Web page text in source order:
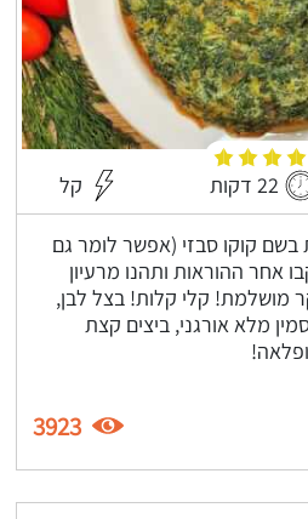
22 דקות קל
בשם קוקו סבזי (אפשר לומר גם
אחר ההוראות ותהנו מרעיון
מושלמת! קלי קלות! בצל לבן,
מלא אורגני, ביצים קצת
3923